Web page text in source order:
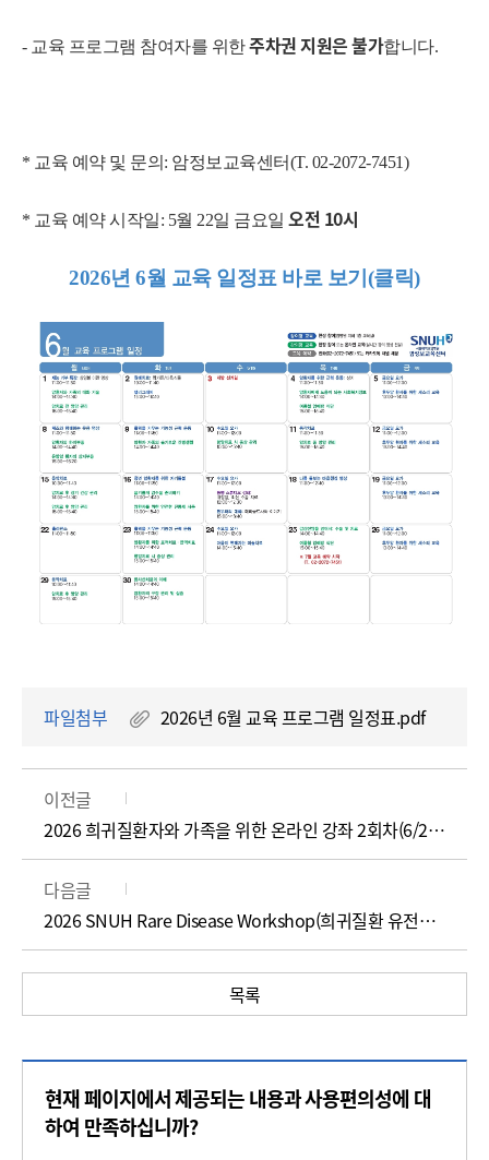
- 교육 프로그램 참여자를 위한주차권 지원은 불가합니다.
* 교육 예약 및 문의: 암정보교육센터(T. 02-2072-7451)
* 교육 예약 시작일: 5월 22일 금요일 오전 10시
2026년 6월 교육 일정표 바로 보기(클릭)
파일첨부 2026년 6월 교육 프로그램 일정표.pdf
이전글
2026 희귀질환자와 가족을 위한 온라인 강좌 2회차(6/29~7/5)
다음글
2026 SNUH Rare Disease Workshop(희귀질환 유전진단 및 상담 2026 : Updates & Insights)
목록
현재 페이지에서 제공되는 내용과 사용편의성에 대
하여 만족하십니까?